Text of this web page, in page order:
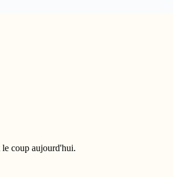
le coup aujourd'hui.